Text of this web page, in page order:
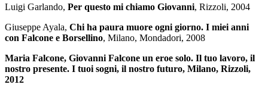
Luigi Garlando, Per questo mi chiamo Giovanni, Rizzoli, 2004
Giuseppe Ayala, Chi ha paura muore ogni giorno. I miei anni
con Falcone e Borsellino, Milano, Mondadori, 2008
Maria Falcone, Giovanni Falcone un eroe solo. Il tuo lavoro, il
nostro presente. I tuoi sogni, il nostro futuro, Milano, Rizzoli,
2012